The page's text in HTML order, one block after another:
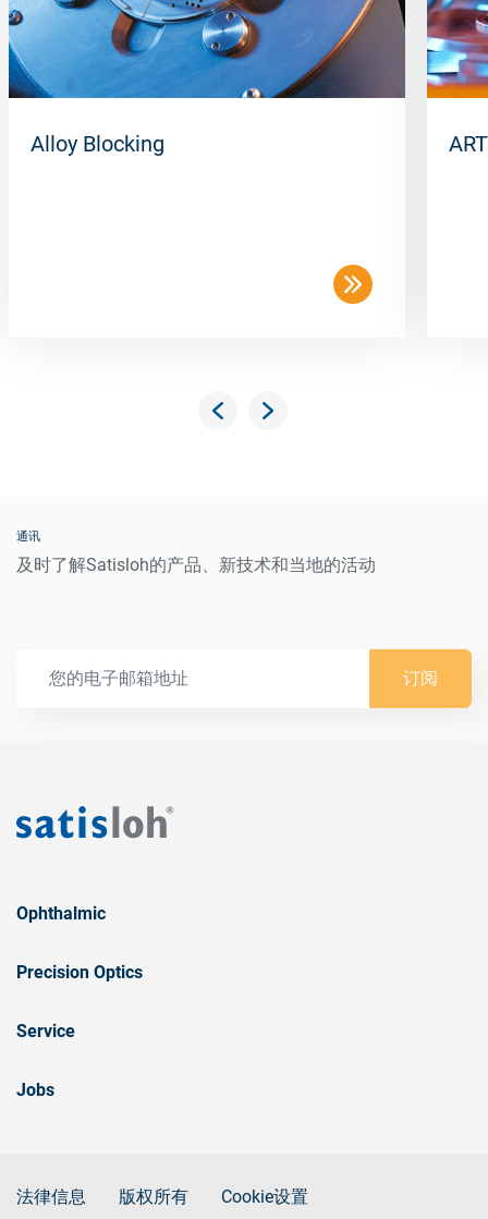
Alloy Blocking
通讯
及时了解Satisloh的产品、新技术和当地的活动
订阅
Ophthalmic
Precision Optics
Service
Jobs
法律信息 版权所有 Cookie设置